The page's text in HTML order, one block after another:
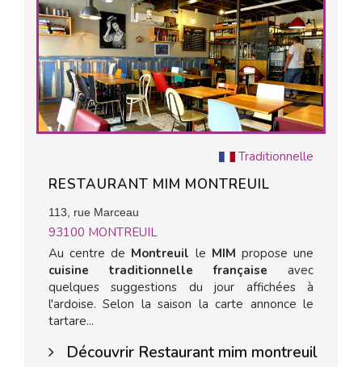
Traditionnelle
RESTAURANT MIM MONTREUIL
113, rue Marceau
93100 MONTREUIL
Au centre de Montreuil le MIM propose une
cuisine traditionnelle française avec
quelques suggestions du jour affichées à
l'ardoise. Selon la saison la carte annonce le
tartare...
Découvrir Restaurant mim montreuil